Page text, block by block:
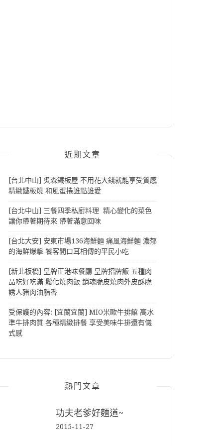
近期文章
[台北中山] 炙森鐵板屋 不用花大錢就能享受質感
精緻鐵板燒 和風蛋捲誰點誰愛
[台北中山] 三餐四季私廚料理 精心變化的菜色
讓你帶著期待來 帶著滿意回味
[台北大安] 安東市場136海鮮麵 痛風海鮮麵 濃郁
的海鮮爆擊 饕客間口耳相傳的平民小吃
[新北板橋] 皇牌正港味餐廳 皇牌招牌飯 五種肉
品吃好吃滿 鬆化燒肉飯 銷魂脆皮燒肉外皮酥脆
誘人豬肉油脂香
受保護的內容: [宜蘭宜蘭] MIO米歐牛排館 高水
準牛排肉質 各種精緻排餐 享受美味牛排還有儀
式感
熱門文章
功夫老爹好麵道~
2015-11-27